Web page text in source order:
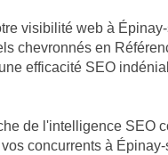
visibilité web à
chevronnés en
efficacité SEO
de l'intelligence SEO
concurrents à